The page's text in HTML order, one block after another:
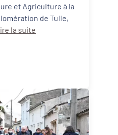
Agglo
et Agriculture à la
de Tulle,
la suite